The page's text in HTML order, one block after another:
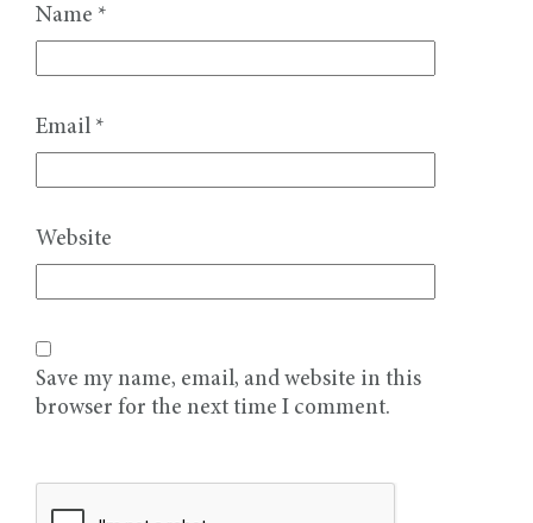
Name *
Email *
Website
Save my name, email, and website in this
browser for the next time I comment.